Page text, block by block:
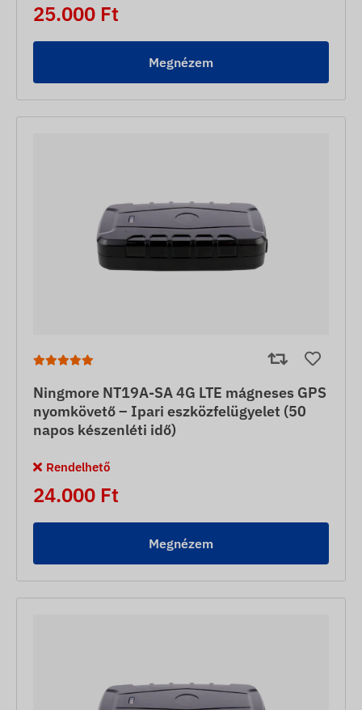
25.000 Ft
Megnézem
Ningmore NT19A-SA 4G LTE mágneses GPS
nyomkövető – Ipari eszközfelügyelet (50
napos készenléti idő)
Rendelhető
24.000 Ft
Megnézem